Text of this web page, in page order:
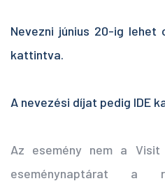
Nevezni június 20-ig lehet
kattintva.
A nevezési díjat pedig IDE
Az esemény nem a Visit
eseménynaptárat a